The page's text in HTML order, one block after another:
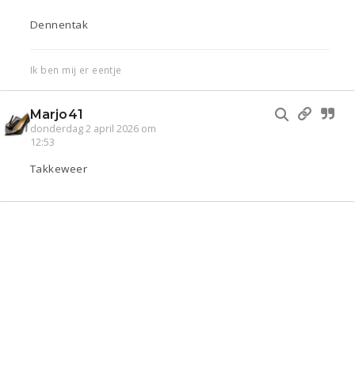
Dennentak
Ik ben mij er eentje
Marjo41
donderdag 2 april 2026 om
12:53
Takkeweer